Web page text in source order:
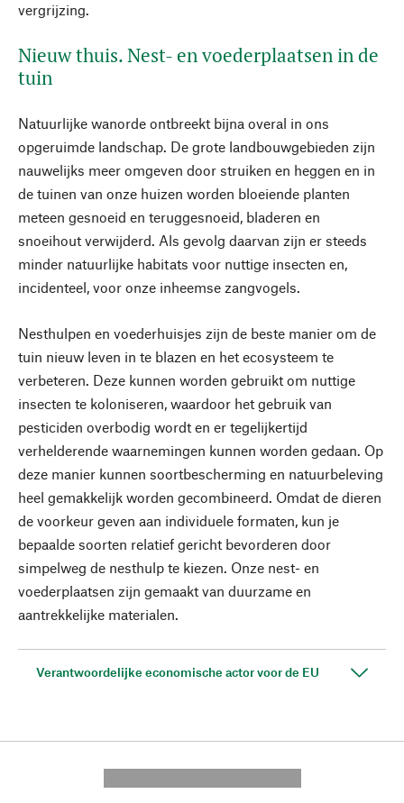
vergrijzing.
Nieuw thuis. Nest- en voederplaatsen in de
tuin
Natuurlijke wanorde ontbreekt bijna overal in ons
opgeruimde landschap. De grote landbouwgebieden zijn
nauwelijks meer omgeven door struiken en heggen en in
de tuinen van onze huizen worden bloeiende planten
meteen gesnoeid en teruggesnoeid, bladeren en
snoeihout verwijderd. Als gevolg daarvan zijn er steeds
minder natuurlijke habitats voor nuttige insecten en,
incidenteel, voor onze inheemse zangvogels.
Nesthulpen en voederhuisjes zijn de beste manier om de
tuin nieuw leven in te blazen en het ecosysteem te
verbeteren. Deze kunnen worden gebruikt om nuttige
insecten te koloniseren, waardoor het gebruik van
pesticiden overbodig wordt en er tegelijkertijd
verhelderende waarnemingen kunnen worden gedaan. Op
deze manier kunnen soortbescherming en natuurbeleving
heel gemakkelijk worden gecombineerd. Omdat de dieren
de voorkeur geven aan individuele formaten, kun je
bepaalde soorten relatief gericht bevorderen door
simpelweg de nesthulp te kiezen. Onze nest- en
voederplaatsen zijn gemaakt van duurzame en
aantrekkelijke materialen.
Verantwoordelijke economische actor voor de EU